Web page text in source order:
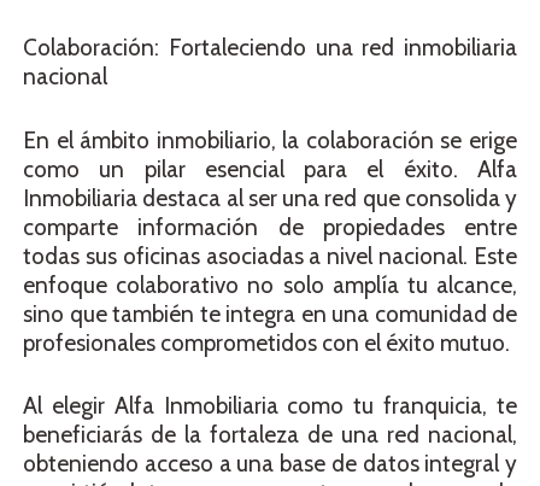
Colaboración: Fortaleciendo una red inmobiliaria
nacional
En el ámbito inmobiliario, la colaboración se erige
como un pilar esencial para el éxito. Alfa
Inmobiliaria destaca al ser una red que consolida y
comparte información de propiedades entre
todas sus oficinas asociadas a nivel nacional. Este
enfoque colaborativo no solo amplía tu alcance,
sino que también te integra en una comunidad de
profesionales comprometidos con el éxito mutuo.
Al elegir Alfa Inmobiliaria como tu franquicia, te
beneficiarás de la fortaleza de una red nacional,
obteniendo acceso a una base de datos integral y